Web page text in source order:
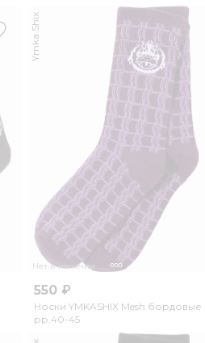
Нет в наличии
Ymka Shix
550 ₽
Носки YMKASHIX Mesh бордовые
рр.40-45